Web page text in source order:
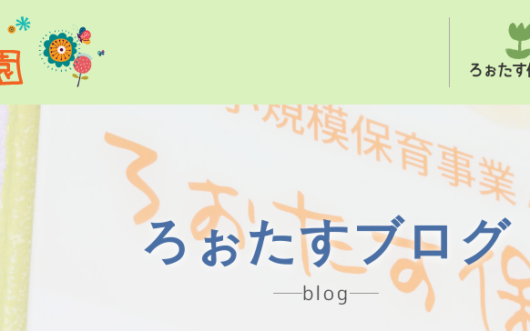
ろぉたす
ろぉたすブログ
blog